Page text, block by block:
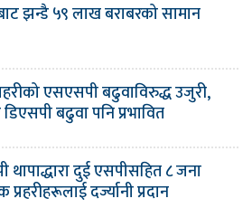
झन्डै ५९ लाख बराबरको सामान
एसएसपी बढुवाविरुद्ध उजुरी,
बढुवा पनि प्रभावित
थापाद्धारा दुई एसपीसहित ८ जना
प्रहरीहरूलाई दर्ज्यानी प्रदान